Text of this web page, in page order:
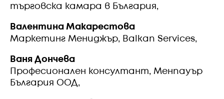
търговска камара в България,
Валентина Макарестова
Mаркетинг Мениджър, Balkan Services,
Ваня Дончева
Професионален консултант, Менпауър
България ООД,